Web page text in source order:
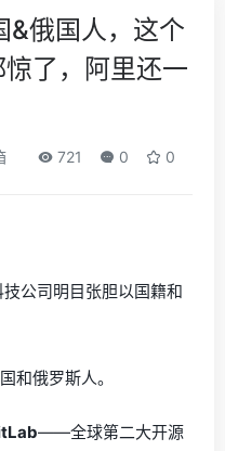
俄国人，这个
了，阿里还一
721 0 0
公司明目张胆以国籍和
和俄罗斯人。
——全球第二大开源